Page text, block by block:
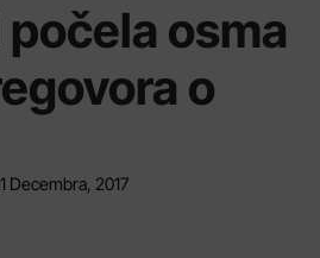
osma
o
Decembra, 2017